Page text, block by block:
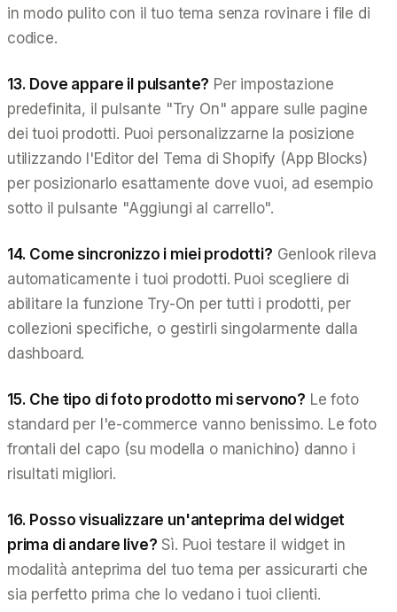
in modo pulito con il tuo tema senza rovinare i file di
codice.
13. Dove appare il pulsante? Per impostazione
predefinita, il pulsante "Try On" appare sulle pagine
dei tuoi prodotti. Puoi personalizzarne la posizione
utilizzando l'Editor del Tema di Shopify (App Blocks)
per posizionarlo esattamente dove vuoi, ad esempio
sotto il pulsante "Aggiungi al carrello".
14. Come sincronizzo i miei prodotti? Genlook rileva
automaticamente i tuoi prodotti. Puoi scegliere di
abilitare la funzione Try-On per tutti i prodotti, per
collezioni specifiche, o gestirli singolarmente dalla
dashboard.
15. Che tipo di foto prodotto mi servono? Le foto
standard per l'e-commerce vanno benissimo. Le foto
frontali del capo (su modella o manichino) danno i
risultati migliori.
16. Posso visualizzare un'anteprima del widget
prima di andare live? Sì. Puoi testare il widget in
modalità anteprima del tuo tema per assicurarti che
sia perfetto prima che lo vedano i tuoi clienti.